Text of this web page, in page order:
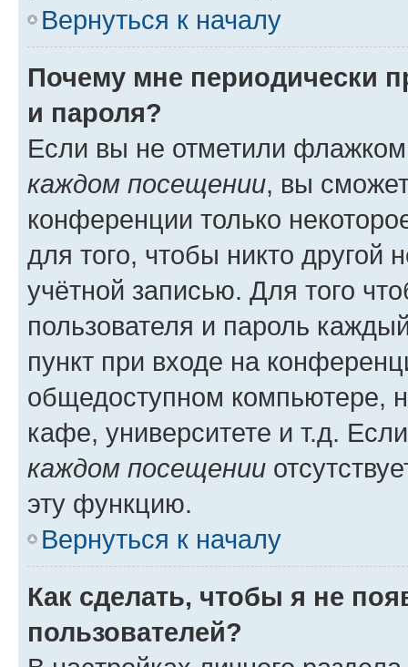
Вернуться к началу
Почему мне периодически
и пароля?
Если вы не отметили
каждом посещении, вы
конференции только
для того, чтобы никто другой
учётной записью. Для того
пользователя и пароль
пункт при входе на
общедоступном компьютере,
кафе, университете и т.д.
каждом посещении
эту функцию.
Вернуться к началу
Как сделать, чтобы я не
пользователей?